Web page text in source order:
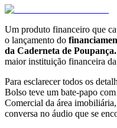
Um produto financeiro que
o lançamento do
da Caderneta de Poupança.
maior instituição financeira
Para esclarecer todos os
Bolso teve um bate-papo
Comercial da área
conversa no áudio que se